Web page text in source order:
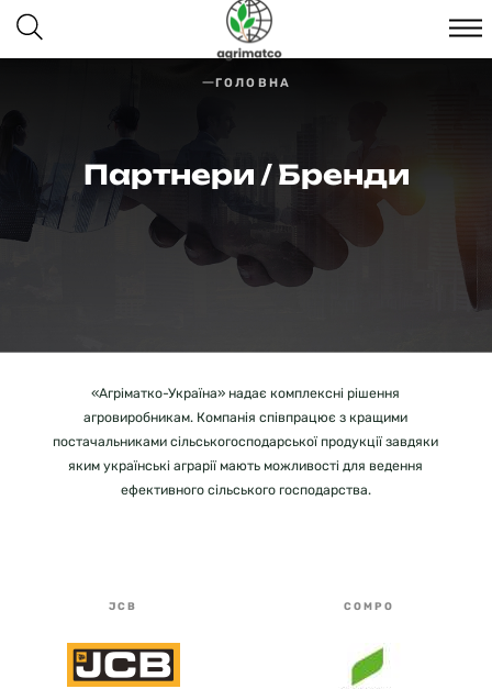
ГОЛОВНА
Партнери / Бренди
«Агріматко-Україна» надає комплексні рішення
агровиробникам. Компанія співпрацює з кращими
постачальниками сільськогосподарської продукції завдяки
яким українські аграрії мають можливості для ведення
ефективного сільського господарства.
JCB COMPO